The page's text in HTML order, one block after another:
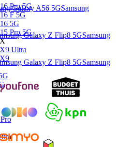
Pro 5G
F 5G
5G
Pro 5G
Ultra
Galaxy A56 5GSamsung
Galaxy Z Flip8 5GSamsung
Galaxy Z Flip8 5GSamsung